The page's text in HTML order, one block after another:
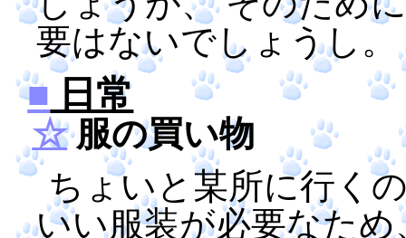
要はないでしょうし。
■ 日常
☆服の買い物
ちょいと某所に行く
いい服装が必要なた